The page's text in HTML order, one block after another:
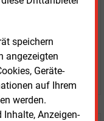
speichern
angezeigten
Geräte-
auf Ihrem
werden.
Inhalte, Anzeigen-